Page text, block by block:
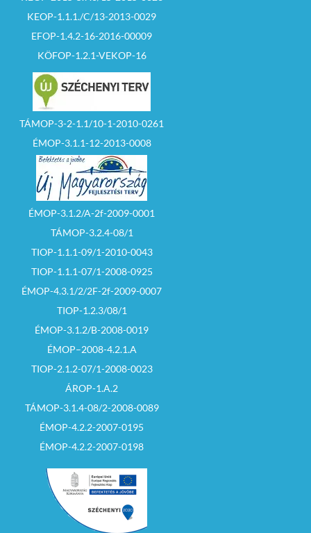
KEOP-1.1.1./C/13-2013-0029
EFOP-1.4.2-16-2016-00009
KÖFOP-1.2.1-VEKOP-16
TÁMOP-3-2-1.1/10-1-2010-0261
ÉMOP-3.1.1-12-2013-0008
ÉMOP-3.1.2/A-2f-2009-0001
TÁMOP-3.2.4-08/1
TIOP-1.1.1-09/1-2010-0043
TIOP-1.1.1-07/1-2008-0925
ÉMOP-4.3.1/2/2F-2f-2009-0007
TIOP-1.2.3/08/1
ÉMOP-3.1.2/B-2008-0019
ÉMOP–2008-4.2.1.A
TIOP-2.1.2-07/1-2008-0023
ÁROP-1.A.2
TÁMOP-3.1.4-08/2-2008-0089
ÉMOP-4.2.2-2007-0195
ÉMOP-4.2.2-2007-0198